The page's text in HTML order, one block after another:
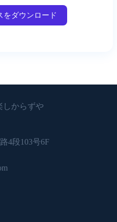
をダウンロード
しからずや
4段103号6F